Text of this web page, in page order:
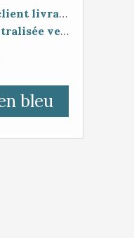
Changement centrale par client livraison 48h mise en service 30 minutes
@Ams budet aspiration centralisée vente en ligne www.aspiration-web.fr
bleu